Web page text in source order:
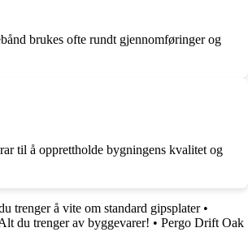
brukes ofte rundt gjennomføringer og
til å opprettholde bygningens kvalitet og
trenger å vite om standard gipsplater•
du trenger av byggevarer! • Pergo Drift Oak